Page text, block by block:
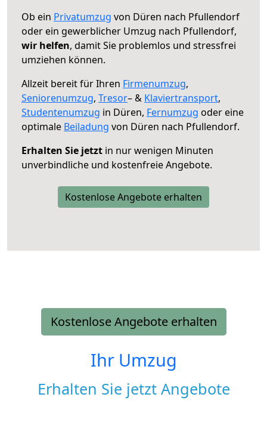
Ob ein Privatumzug von Düren nach Pfullendorf
oder ein gewerblicher Umzug nach Pfullendorf,
wir helfen, damit Sie problemlos und stressfrei
umziehen können.
Allzeit bereit für Ihren Firmenumzug,
Seniorenumzug, Tresor– & Klaviertransport,
Studentenumzug in Düren, Fernumzug oder eine
optimale Beiladung von Düren nach Pfullendorf.
Erhalten Sie jetzt in nur wenigen Minuten
unverbindliche und kostenfreie Angebote.
Kostenlose Angebote erhalten
Kostenlose Angebote erhalten
Ihr Umzug
Erhalten Sie jetzt Angebote